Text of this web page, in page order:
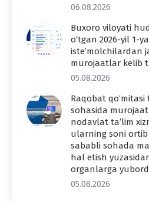
06.08.2026
Buxoro viloyati
o‘tgan 2026-yil 1-
iste’molchilardan
murojaatlar kelib
05.08.2026
Raqobat
sohasida
nodavlat ta’lim
ularning soni
sababli sohada
hal etish
organlarga
05.08.2026